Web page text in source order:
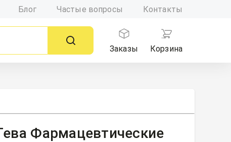
Блог Частые вопросы Контакты
Заказы
Корзина
Фармацевтические